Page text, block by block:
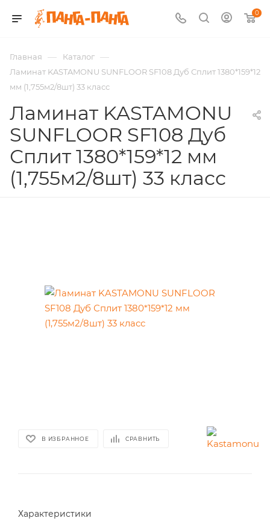
0
Главная — Каталог —
Ламинат KASTAMONU SUNFLOOR SF108 Дуб Сплит 1380*159*12
мм (1,755м2/8шт) 33 класс
Ламинат KASTAMONU
SUNFLOOR SF108 Дуб
Сплит 1380*159*12 мм
(1,755м2/8шт) 33 класс
В ИЗБРАННОЕ СРАВНИТЬ
Характеристики